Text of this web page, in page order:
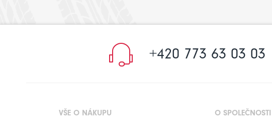
+420 773 63 03 03
VŠE O NÁKUPU O SPOLEČNOSTI